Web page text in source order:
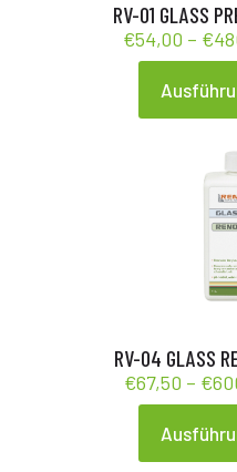
RV-01 GLASS
€54,00 – €
Dieses
Produkt
gewählt
werden
RV-04 GLASS
€67,50 – €
Dieses
Produkt